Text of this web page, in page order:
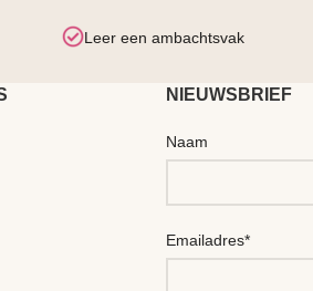
Leer een ambachtsvak
NIEUWSBRIEF
Naam
Emailadres*